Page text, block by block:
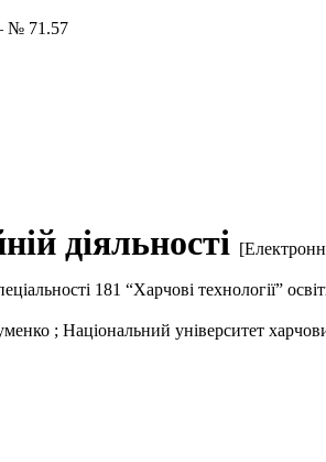
№ 71.57
діяльності
181 “Харчові технології”
; Національний університет